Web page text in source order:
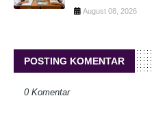
August 08, 2026
POSTING KOMENTAR
0 Komentar